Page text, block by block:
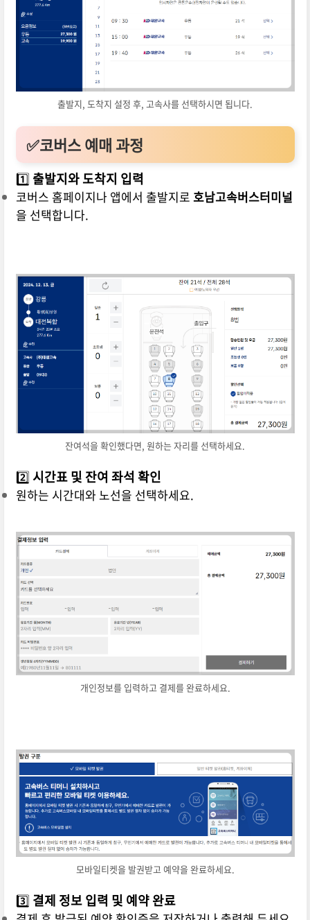
출발지, 도착지 설정 후, 고속사를 선택하시면 됩니다.
✅코버스 예매 과정
1️⃣ 출발지와 도착지 입력
코버스 홈페이지나 앱에서 출발지로 호남고속버스터미널
을 선택합니다.
잔여석을 확인했다면, 원하는 자리를 선택하세요.
2️⃣시간표 및 잔여 좌석 확인
원하는 시간대와 노선을 선택하세요.
개인정보를 입력하고 결제를 완료하세요.
모바일티켓을 발권받고 예약을 완료하세요.
3️⃣ 결제 정보 입력 및 예약 완료